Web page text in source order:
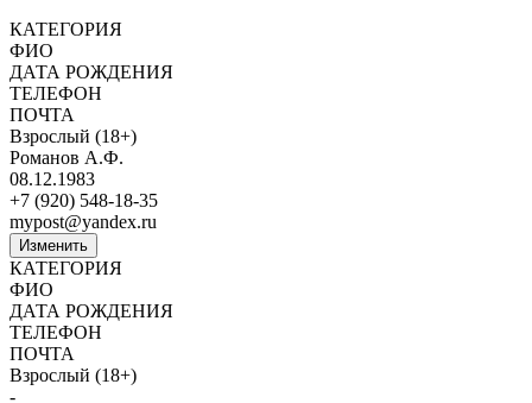
КАТЕГОРИЯ
ФИО
ДАТА РОЖДЕНИЯ
ТЕЛЕФОН
ПОЧТА
Взрослый (18+)
Романов А.Ф.
08.12.1983
+7 (920) 548-18-35
mypost@yandex.ru
Изменить
КАТЕГОРИЯ
ФИО
ДАТА РОЖДЕНИЯ
ТЕЛЕФОН
ПОЧТА
Взрослый (18+)
-